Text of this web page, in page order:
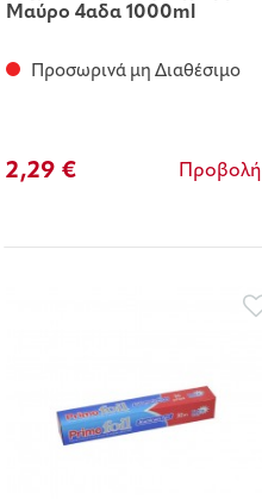
Μαύρο 4αδα 1000ml
Προσωρινά μη Διαθέσιμο
2,29 € Προβολή